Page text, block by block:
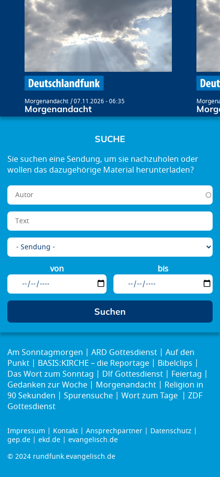
Morgenandacht 07.11.2026 - 06:35
Morgenandacht
SUCHE
von bis
Am Sonntagmorgen ARD Gottesdienst
Auf den
Punkt
BASIS:KIRCHE – die Reportage
Bibelclips
Das Wort zum Sonntag
Dlf Gottesdienst
Feiertag
Gedanken zur Woche
Morgenandacht
Religion in
90 Sekunden
Spurensuche Wort zum Tage
ZDF
Gottesdienst
Footer
menu
Impressum Kontakt Ansprechpartner
Datenschutz
gep.de
ekd.de
evangelisch.de
© 2024 rundfunk.evangelisch.de